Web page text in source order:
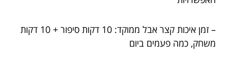
– זמן איכות קצר אבל ממוקד: 10 דקות סיפור + 10 דקות
משחק, כמה פעמים ביום